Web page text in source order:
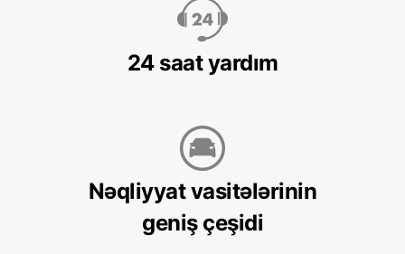
24 saat yardım
Nəqliyyat vasitələrinin
geniş çeşidi